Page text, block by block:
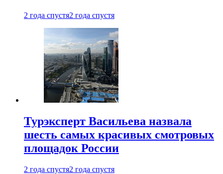
2 года спустя2 года спустя
Турэксперт Васильева назвала
шесть самых красивых смотровых
площадок России
2 года спустя2 года спустя